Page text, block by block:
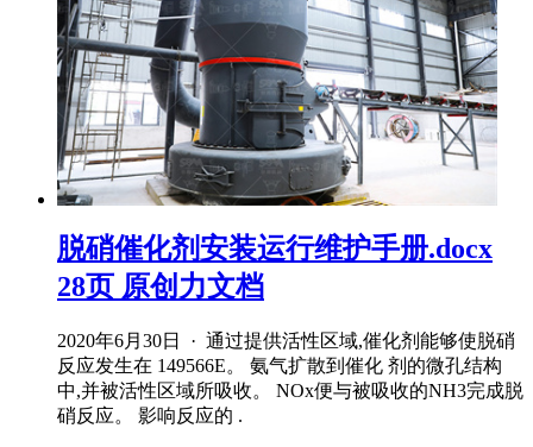
脱硝催化剂安装运行维护手册.docx
28页 原创力文档
2020年6月30日 · 通过提供活性区域,催化剂能够使脱硝
反应发生在 149566E。 氨气扩散到催化 剂的微孔结构
中,并被活性区域所吸收。 NOx便与被吸收的NH3完成脱
硝反应。 影响反应的 .